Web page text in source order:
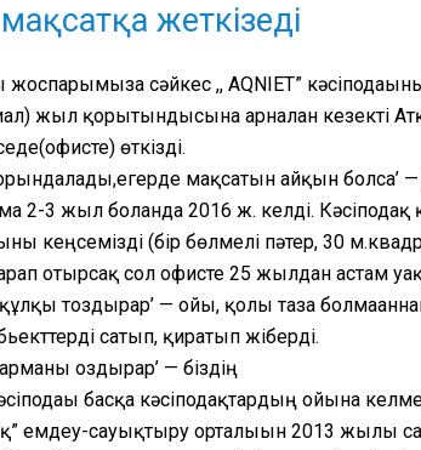
мақсатқа жеткізеді
жоспарымызға сәйкес ,, AQNIET”
жыл қорытындысына арналған кезекті
өткізді.
мақсатын айқын болса’
2-3 жыл болғанда 2016 ж. келді.
кеңсемізді (бір бөлмелі пәтер, 30
отырсақ сол офисте 25 жылдан астам
тоздырар’ — ойы, қолы таза
сатып, қиратып жіберді.
оздырар’ — біздің
басқа кәсіподақтардың ойына
емдеу-сауықтыру орталығын 2013 жылы